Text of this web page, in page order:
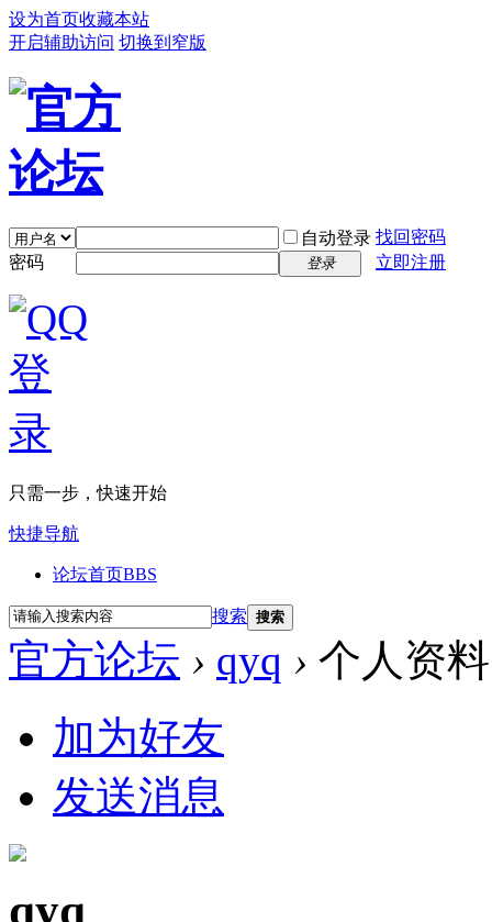
设为首页收藏本站
开启辅助访问 切换到窄版
自动登录 找回密码
密码
登录 立即注册
只需一步，快速开始
快捷导航
论坛首页BBS
搜索 搜索
官方论坛 › qyq › 个人资料
加为好友
发送消息
qyq